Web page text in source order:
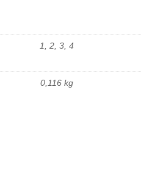
1, 2, 3, 4
0,116 kg